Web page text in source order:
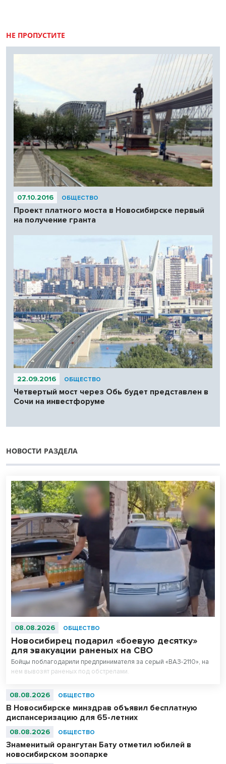
НЕ ПРОПУСТИТЕ
07.10.2016 ОБЩЕСТВО
Проект платного моста в Новосибирске первый
на получение гранта
22.09.2016 ОБЩЕСТВО
Четвертый мост через Обь будет представлен в
Сочи на инвестфоруме
НОВОСТИ РАЗДЕЛА
08.08.2026 ОБЩЕСТВО
Новосибирец подарил «боевую десятку»
для эвакуации раненых на СВО
Бойцы поблагодарили предпринимателя за серый «ВАЗ-2110», на
нем вывозят раненых под обстрелами.
08.08.2026 ОБЩЕСТВО
В Новосибирске минздрав объявил бесплатную
диспансеризацию для 65-летних
08.08.2026 ОБЩЕСТВО
Знаменитый орангутан Бату отметил юбилей в
новосибирском зоопарке